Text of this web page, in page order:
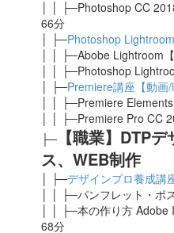
│ │ ├─Photoshop CC
66分
│ ├─Photoshop
│ │ ├─Abobe Lightroom【
│ │ ├─Photoshop
│ ├─Premiere講座【動画/
│ │ ├─Premiere
│ │ ├─Premiere Pro CC
├─ 【職業】DTP
ス、WEB制作
│ ├─デザインプロ養成講
│ │ ├─パンフレット・ポ
│ │ ├─本の作り方 Adobe
68分